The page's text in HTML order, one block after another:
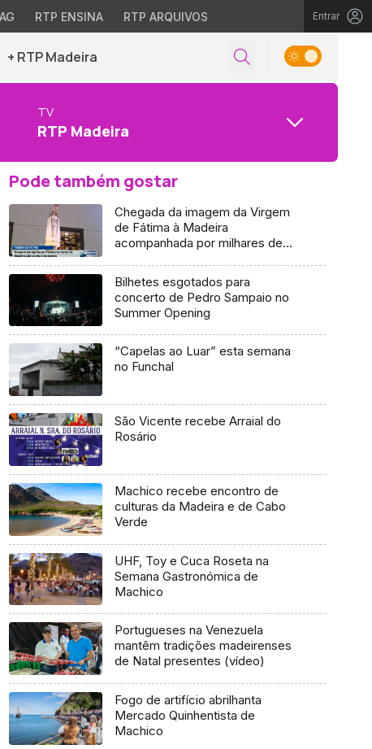
RTP ENSINA RTP ARQUIVOS Entrar
+ RTP Madeira
TV
RTP Madeira
Pode também gostar
Chegada da imagem da Virgem
de Fátima à Madeira
acompanhada por milhares de
Bilhetes esgotados para
concerto de Pedro Sampaio no
Summer Opening
“Capelas ao Luar” esta semana
no Funchal
São Vicente recebe Arraial do
Rosário
Machico recebe encontro de
culturas da Madeira e de Cabo
Verde
UHF, Toy e Cuca Roseta na
Semana Gastronómica de
Machico
Portugueses na Venezuela
mantêm tradições madeirenses
de Natal presentes (vídeo)
Fogo de artifício abrilhanta
Mercado Quinhentista de
Machico